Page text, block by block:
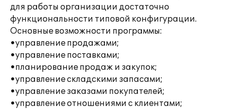
для работы организации достаточно
функциональности типовой конфигурации.
Основные возможности программы:
•управление продажами;
•управление поставками;
•планирование продаж и закупок;
•управление складскими запасами;
•управление заказами покупателей;
•управление отношениями с клиентами;